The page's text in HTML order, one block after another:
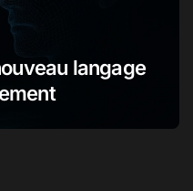
langage